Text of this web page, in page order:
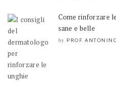
Come rinforzare
sane e belle
by PROF.